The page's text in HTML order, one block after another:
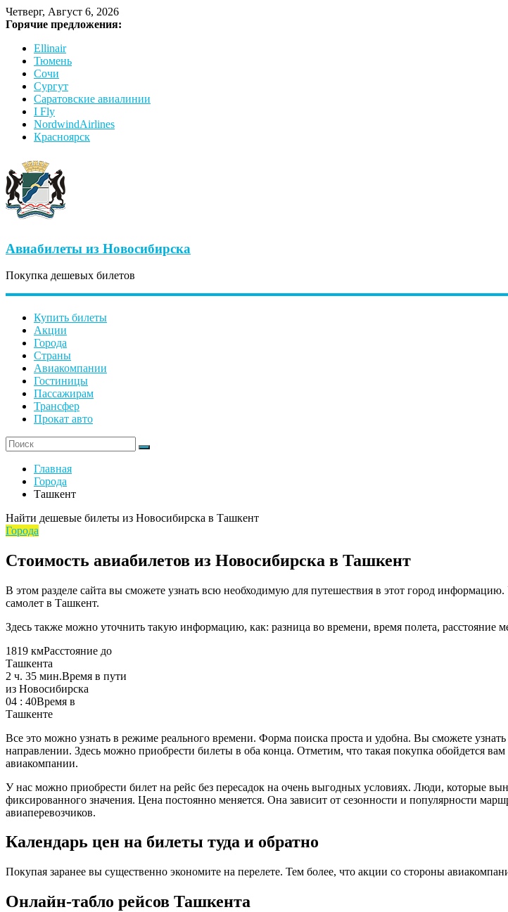
Четверг, Август 6, 2026
Горячие предложения:
Ellinair
Тюмень
Сочи
Сургут
Саратовские авиалинии
I Fly
NordwindAirlines
Красноярск
Авиабилеты из Новосибирска
Покупка дешевых билетов
Купить билеты
Акции
Города
Страны
Авиакомпании
Гостиницы
Пассажирам
Трансфер
Прокат авто
Главная
Города
Ташкент
Найти дешевые билеты из Новосибирска в Ташкент
Города
Стоимость авиабилетов из Новосибирска в Ташкент
В этом разделе сайта вы сможете узнать всю необходимую для путешествия в этот город
самолет в Ташкент.
Здесь также можно уточнить такую информацию, как: разница во времени, время полета, расстояние
1819 кмРасстояние до
Ташкента
2 ч. 35 мин.Время в пути
из Новосибирска
04 : 40Время в
Ташкенте
Все это можно узнать в режиме реального времени. Форма поиска проста и удобна. Вы сможете
направлении. Здесь можно приобрести билеты в оба конца. Отметим, что такая покупка обойдется
авиакомпании.
У нас можно приобрести билет на рейс без пересадок на очень выгодных условиях. Люди, которые
фиксированного значения. Цена постоянно меняется. Она зависит от сезонности и популярности
авиаперевозчиков.
Календарь цен на билеты туда и обратно
Покупая заранее вы существенно экономите на перелете. Тем более, что акции со стороны
Онлайн-табло рейсов Ташкента